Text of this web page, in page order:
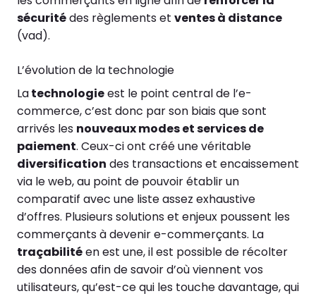
sécuritédes règlements et ventes à distance
(vad).
L’évolution de la technologie
Latechnologieest le point central de l’e-
commerce, c’est donc par son biais que sont
arrivés les nouveaux modes et services de
paiement. Ceux-ci ont créé une véritable
diversification des transactions et encaissement
via le web, au point de pouvoir établir un
comparatif avec une liste assez exhaustive
d’offres. Plusieurs solutions et enjeux poussent les
commerçants à devenir e-commerçants. La
traçabilitéen est une, il est possible de récolter
des données afin de savoir d’où viennent vos
utilisateurs, qu’est-ce qui les touche davantage, qui